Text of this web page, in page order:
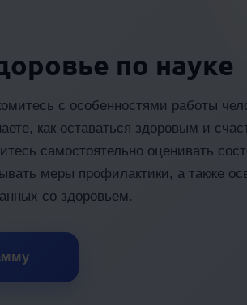
по науке
с особенностями работы
как оставаться здоровым и
самостоятельно оценивать
меры профилактики, а также
со здоровьем.